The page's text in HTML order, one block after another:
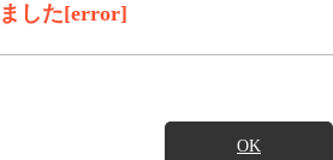
した[error]
OK